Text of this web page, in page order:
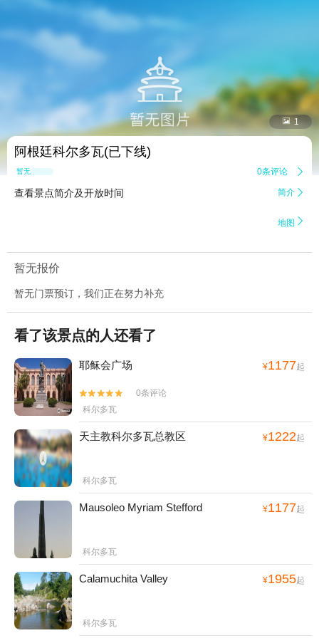
 1
阿根廷科尔多瓦(已下线)
暂无点评 0条评论 
查看景点简介及开放时间 简介 
地图 
暂无报价
暂无门票预订，我们正在努力补充
看了该景点的人还看了
耶稣会广场 ¥1177起


0条评论
科尔多瓦
天主教科尔多瓦总教区 ¥1222起
科尔多瓦
Mausoleo Myriam Stefford ¥1177起
科尔多瓦
Calamuchita Valley ¥1955起
科尔多瓦